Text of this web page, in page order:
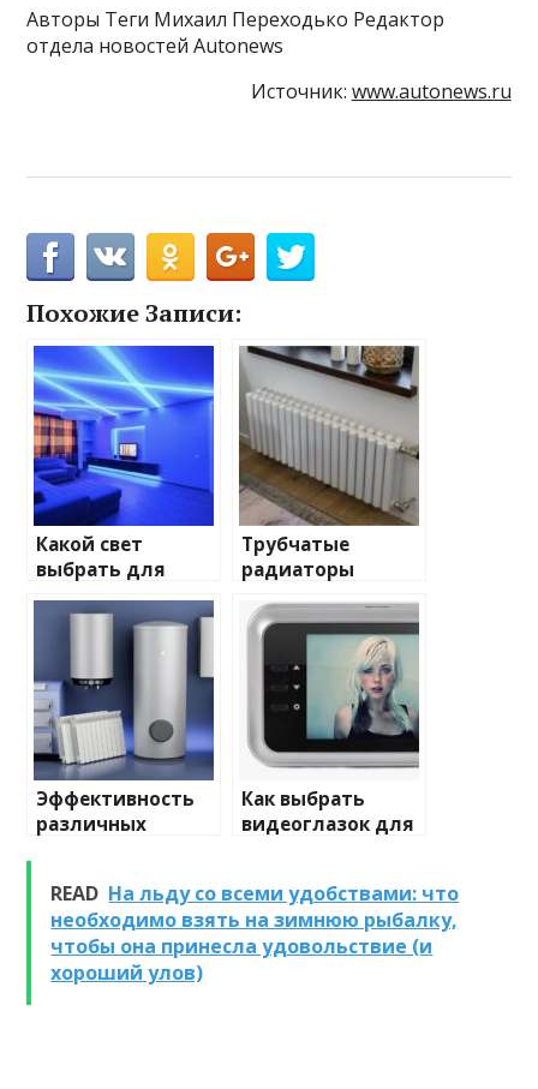
Авторы Теги Михаил Переходько Редактор
отдела новостей Autonews
Источник: www.autonews.ru
Похожие Записи:
Какой свет
выбрать для
домашнего
освещения
Трубчатые
радиаторы
отопления: виды
и характеристики
Эффективность
различных
очистке и
промывке котлов
Как выбрать
видеоглазок для
READ На льду со всеми удобствами: что
необходимо взять на зимнюю рыбалку,
чтобы она принесла удовольствие (и
хороший улов)